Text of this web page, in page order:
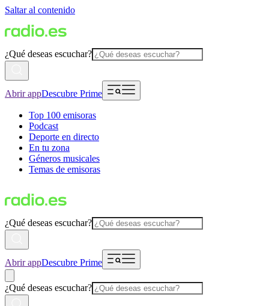
Saltar al contenido
¿Qué deseas escuchar?
Abrir appDescubre Prime
Top 100 emisoras
Podcast
Deporte en directo
En tu zona
Géneros musicales
Temas de emisoras
¿Qué deseas escuchar?
Abrir appDescubre Prime
¿Qué deseas escuchar?